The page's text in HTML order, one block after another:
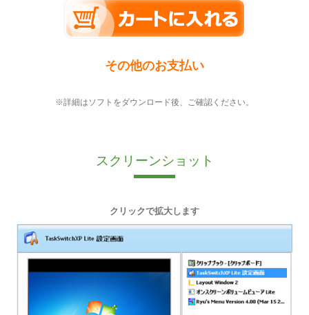
その他のお支払い
※詳細はソフトをダウンロード後、ご確認ください。
スクリーンショット
クリックで拡大します